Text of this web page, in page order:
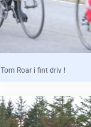
Tom Roar i fint driv !